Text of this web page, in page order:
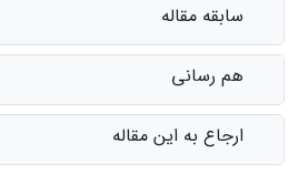
سابقه مقاله
هم رسانی
ارجاع به این مقاله